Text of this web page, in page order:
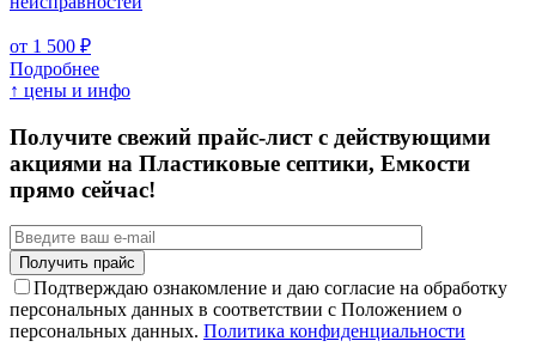
от 1 500 ₽
Подробнее
↑ цены и инфо
Получите свежий прайс-лист с действующими
акциями на Пластиковые септики, Емкости
прямо сейчас!
Подтверждаю ознакомление и даю согласие на обработку
персональных данных в соответствии с Положением о
персональных данных. Политика конфиденциальности